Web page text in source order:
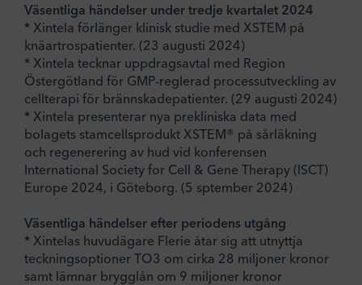
Väsentliga händelser under tredje kvartalet 2024
* Xintela förlänger klinisk studie med XSTEM på
knäartrospatienter. (23 augusti 2024)
* Xintela tecknar uppdragsavtal med Region
Östergötland för GMP-reglerad processutveckling av
cellterapi för brännskadepatienter. (29 augusti 2024)
* Xintela presenterar nya prekliniska data med
bolagets stamcellsprodukt XSTEM® på sårläkning
och regenerering av hud vid konferensen
International Society for Cell & Gene Therapy (ISCT)
Europe 2024, i Göteborg. (5 sptember 2024)
Väsentliga händelser efter periodens utgång
* Xintelas huvudägare Flerie åtar sig att utnyttja
teckningsoptioner TO3 om cirka 28 miljoner kronor
samt lämnar brygglån om 9 miljoner kronor